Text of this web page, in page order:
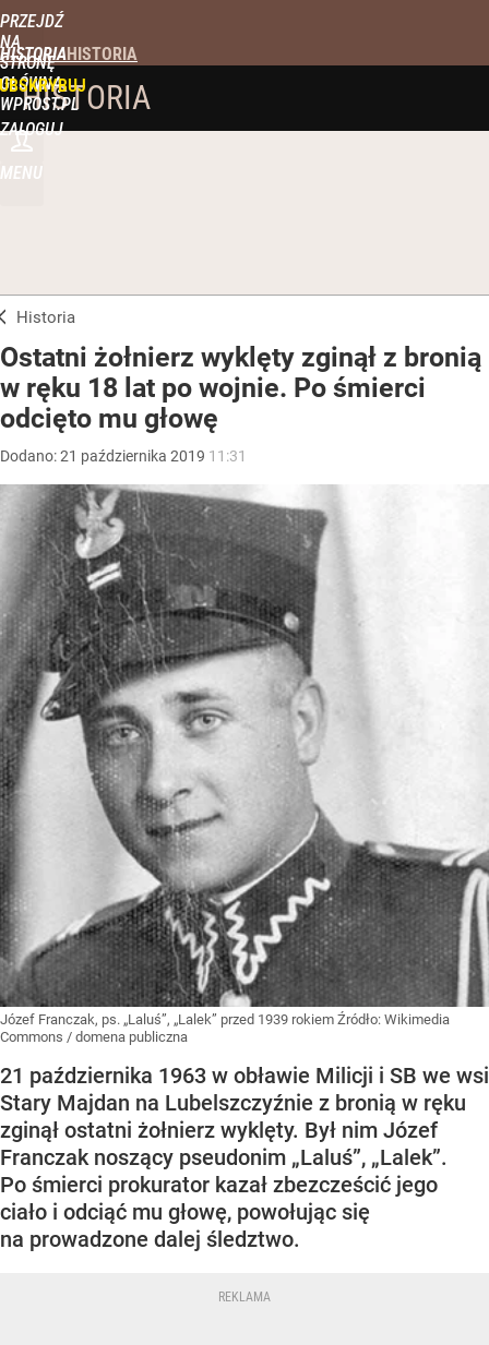
PRZEJDŹ
NA
STRONĘ
GŁÓWNĄ
WPROST.PL
HISTORIA
ZALOGUJ
MENU
HISTORIA
Historia
Ostatni żołnierz wyklęty zginął z bronią
w ręku 18 lat po wojnie. Po śmierci
odcięto mu głowę
Dodano:21 października 2019 11:31
Józef Franczak, ps. „Laluś”, „Lalek” przed 1939 rokiem Źródło: Wikimedia
Commons / domena publiczna
21 października 1963 w obławie Milicji i SB we wsi
Stary Majdan na Lubelszczyźnie z bronią w ręku
zginął ostatni żołnierz wyklęty. Był nim Józef
Franczak noszący pseudonim „Laluś”, „Lalek”.
Po śmierci prokurator kazał zbezcześcić jego
ciało i odciąć mu głowę, powołując się
na prowadzone dalej śledztwo.